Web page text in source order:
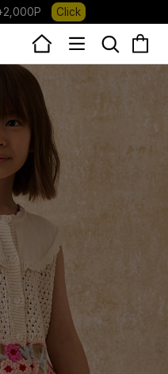
Down
프리오더(~8/10) Click